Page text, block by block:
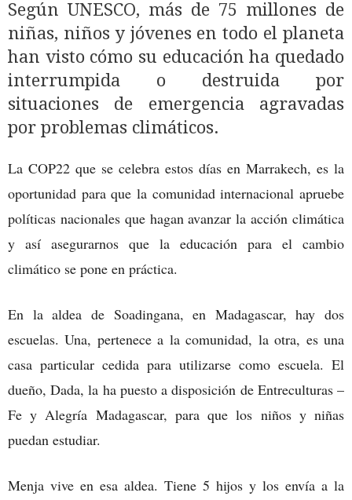
Según UNESCO, más de 75 millones de
niñas, niños y jóvenes en todo el planeta
han visto cómo su educación ha quedado
interrumpida o destruida por
situaciones de emergencia agravadas
por problemas climáticos.
La COP22 que se celebra estos días en Marrakech, es la
oportunidad para que la comunidad internacional apruebe
políticas nacionales que hagan avanzar la acción climática
y así asegurarnos que la educación para el cambio
climático se pone en práctica.
En la aldea de Soadingana, en Madagascar, hay dos
escuelas. Una, pertenece a la comunidad, la otra, es una
casa particular cedida para utilizarse como escuela. El
dueño, Dada, la ha puesto a disposición de Entreculturas –
Fe y Alegría Madagascar, para que los niños y niñas
puedan estudiar.
Menja vive en esa aldea. Tiene 5 hijos y los envía a la